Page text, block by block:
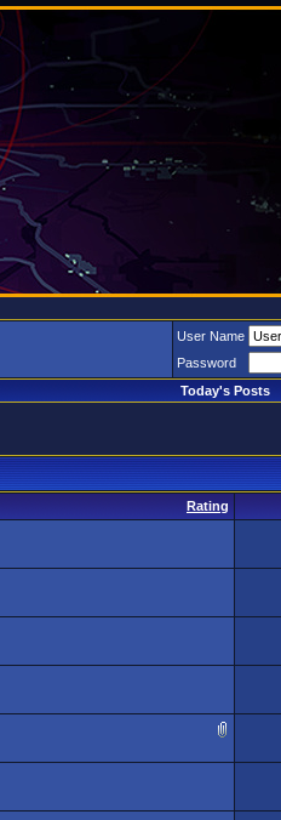
User Name
Password
Today's Posts
Rating